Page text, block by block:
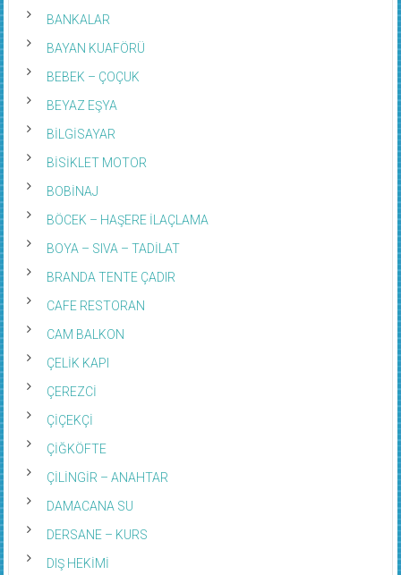
BANKALAR
BAYAN KUAFÖRÜ
BEBEK – ÇOÇUK
BEYAZ EŞYA
BİLGİSAYAR
BİSİKLET MOTOR
BOBİNAJ
BÖCEK – HAŞERE İLAÇLAMA
BOYA – SIVA – TADİLAT
BRANDA TENTE ÇADIR
CAFE RESTORAN
CAM BALKON
ÇELİK KAPI
ÇEREZCİ
ÇİÇEKÇİ
ÇİĞKÖFTE
ÇİLİNGİR – ANAHTAR
DAMACANA SU
DERSANE – KURS
DIŞ HEKİMİ